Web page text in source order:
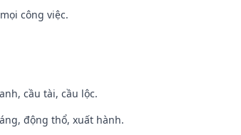
công việc.
cầu tài, cầu lộc.
động thổ, xuất hành.